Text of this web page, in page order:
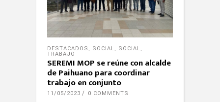
DESTACADOS , SOCIAL, SOCIAL,
TRABAJO
SEREMI MOP se reúne con alcalde
de Paihuano para coordinar
trabajo en conjunto
11/05/2023 0 COMMENTS